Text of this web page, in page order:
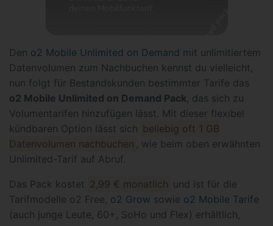
Den o2 Mobile Unlimited on Demand mit unlimitiertem
Datenvolumen zum Nachbuchen kennst du vielleicht,
nun folgt für Bestandskunden bestimmter Tarife das
o2 Mobile Unlimited on Demand Pack, das sich zu
Volumentarifen hinzufügen lässt. Mit dieser flexibel
kündbaren Option lässt sich beliebig oft 1 GB
Datenvolumen nachbuchen , wie beim oben erwähnten
Unlimited-Tarif auf Abruf.
Das Pack kostet 2,99 € monatlich und ist für die
Tarifmodelle o2 Free, o2 Grow sowie o2 Mobile Tarife
(auch junge Leute, 60+, SoHo und Flex) erhältlich,